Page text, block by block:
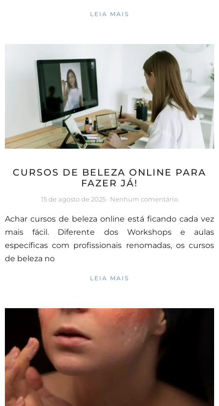
LEIA MAIS
CURSOS DE BELEZA ONLINE PARA
FAZER JÁ!
15 de agosto de 2025 Nenhum comentário
Achar cursos de beleza online está ficando cada vez
mais fácil. Diferente dos Workshops e aulas
específicas com profissionais renomadas, os cursos
de beleza no
LEIA MAIS